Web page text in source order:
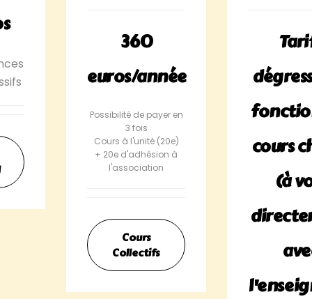
360
euros/année
Possibilité de payer en
3 fois
Cours à l'unité (20e)
+ 20e d'adhésion à
l'association
Cours
Collectifs
cours
(à